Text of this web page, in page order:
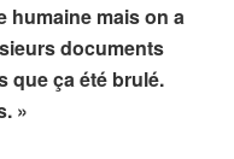
humaine mais on a
documents
que ça été brulé.
»